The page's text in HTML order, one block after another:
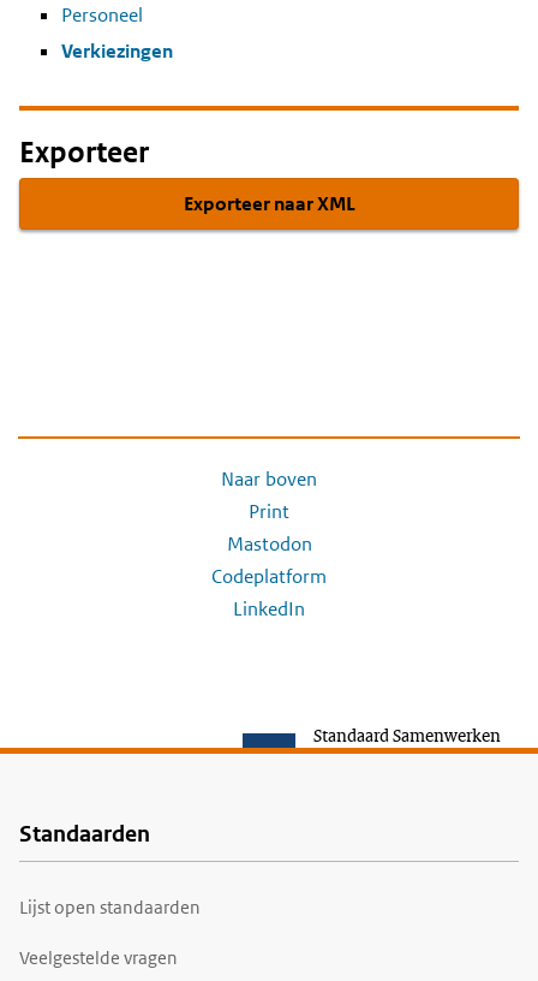
Personeel
Verkiezingen
Exporteer
Exporteer naar XML
Naar boven
Print
Mastodon
Codeplatform
LinkedIn
Standaard Samenwerken
Voet
Standaarden
Lijst open standaarden
Veelgestelde vragen